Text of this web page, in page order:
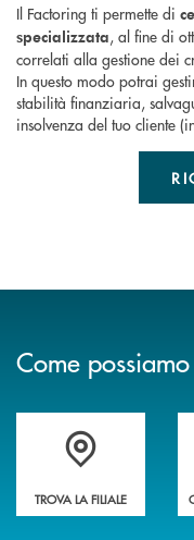
Il Factoring ti permette di
specializzata, al fine di
correlati alla gestione dei
In questo modo potrai
stabilità finanziaria,
insolvenza del tuo cliente
Come possiamo
Accedi all' elenco
TROVA LA FILIALE